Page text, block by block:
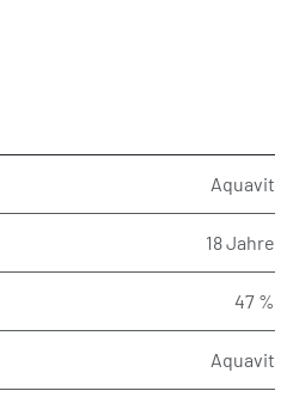
Aquavit
18 Jahre
47 %
Aquavit